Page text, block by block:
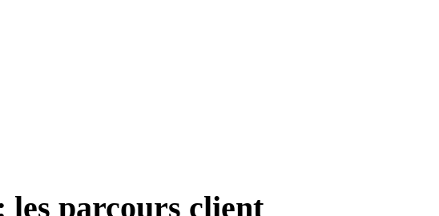
les parcours client